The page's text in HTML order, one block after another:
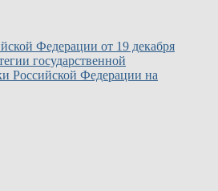
Федерации от 19 декабря
государственной
Российской Федерации на